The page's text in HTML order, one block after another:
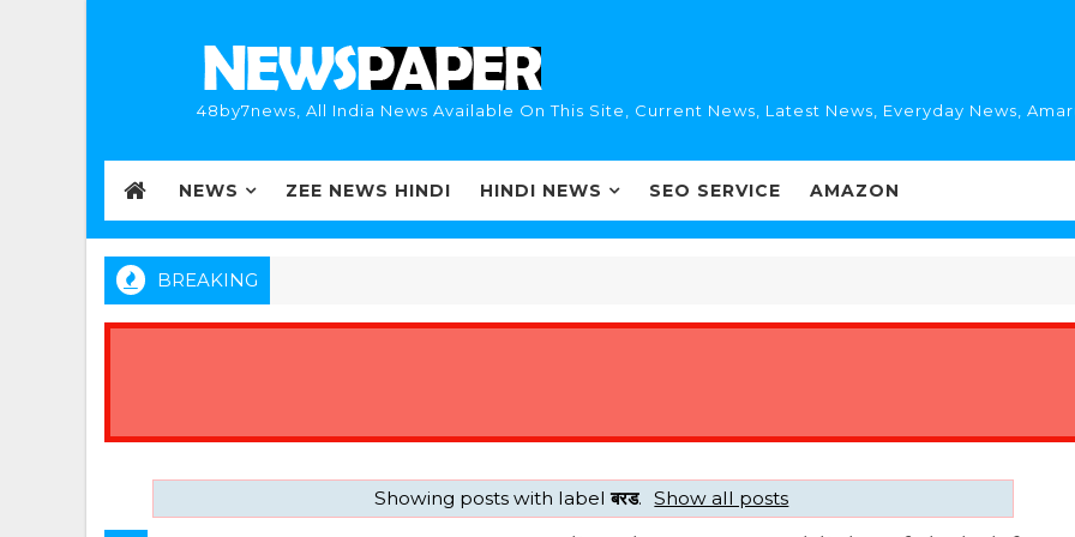
48by7news, All India News Available On This Site, Current News, Latest News, Everyday News,
NEWS ZEE NEWS HINDI HINDI NEWS SEO SERVICE AMAZON
BREAKING
Showing posts with labelबरड. Show all posts